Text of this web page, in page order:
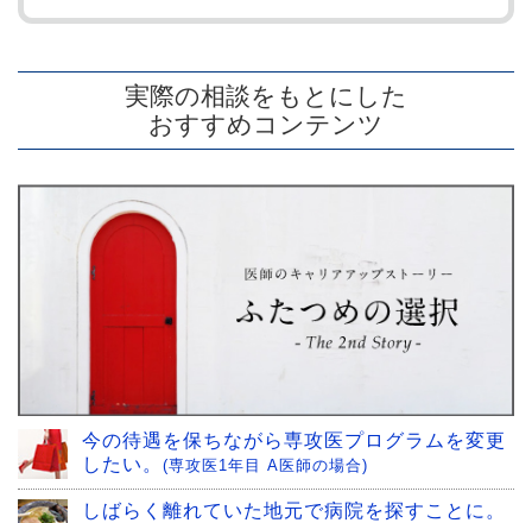
実際の相談をもとにした
おすすめコンテンツ
今の待遇を保ちながら専攻医プログラムを変更
したい。(専攻医1年目 A医師の場合)
しばらく離れていた地元で病院を探すことに。